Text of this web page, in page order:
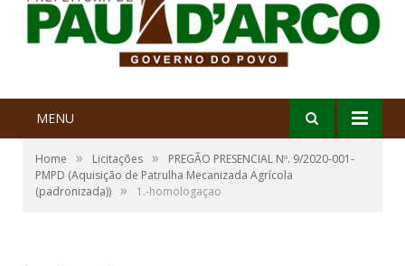
MENU
Home » Licitações »
PREGÃO PRESENCIAL Nº. 9/2020-001-
PMPD (Aquisição de Patrulha Mecanizada Agrícola
(padronizada)) » 1.-homologaçao